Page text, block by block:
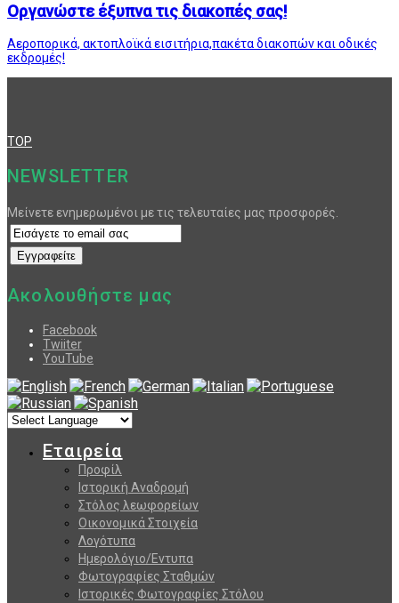
Οργανώστε έξυπνα τις διακοπές σας!
Αεροπορικά, ακτοπλοϊκά εισιτήρια,πακέτα διακοπών και οδικές
εκδρομές!
TOP
NEWSLETTER
Μείνετε ενημερωμένοι με τις τελευταίες μας προσφορές.
Ακολουθήστε μας
Facebook
Twiiter
YouTube
Εταιρεία
Προφίλ
Ιστορική Αναδρομή
Στόλος λεωφορείων
Οικονομικά Στοιχεία
Λογότυπα
Ημερολόγιο/Εντυπα
Φωτογραφίες Σταθμών
Ιστορικές Φωτογραφίες Στόλου